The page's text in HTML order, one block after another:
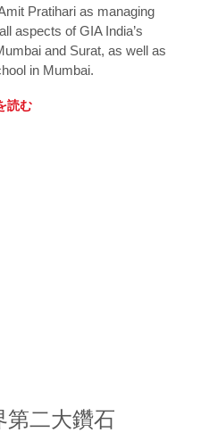
Pratihari as managing
aspects of GIA India’s
and Surat, as well as
in Mumbai.
読む
第二大鑽石